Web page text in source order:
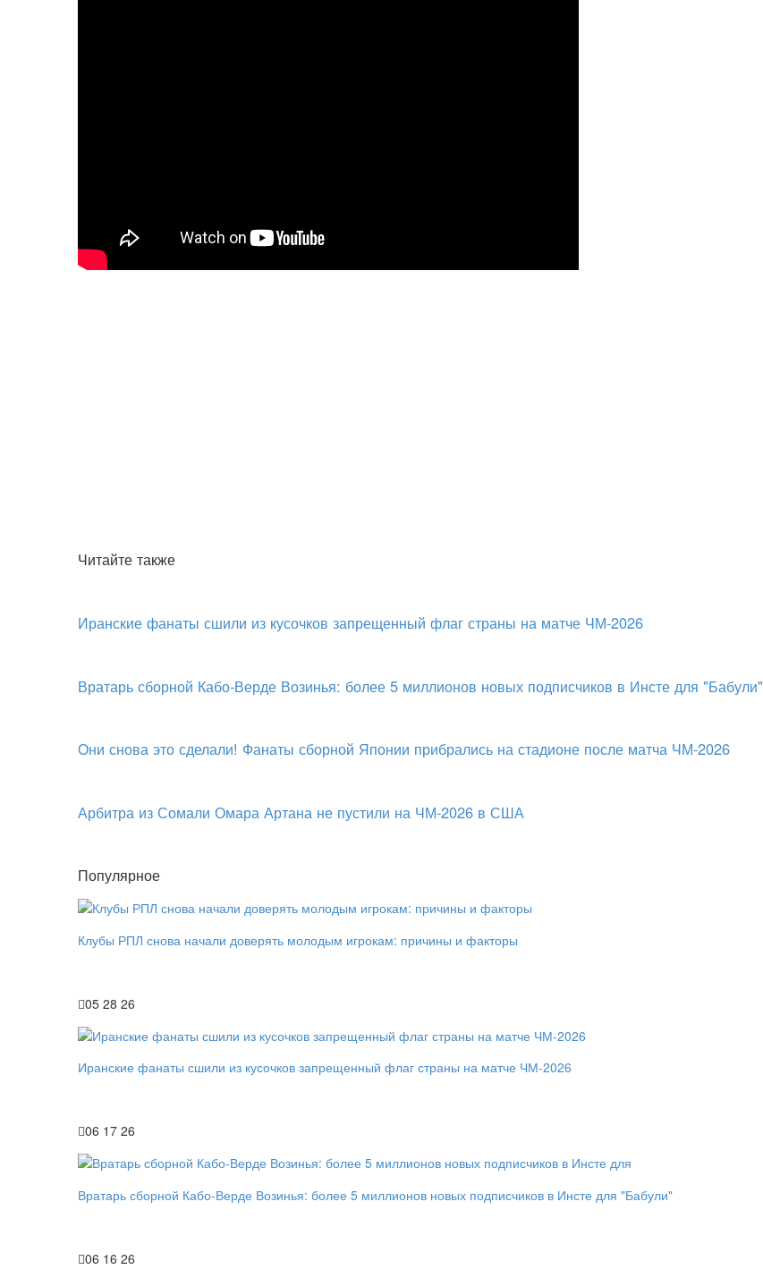
Читайте также
Иранские фанаты сшили из кусочков запрещенный флаг страны на матче ЧМ-2026
Вратарь сборной Кабо-Верде Возинья: более 5 миллионов новых подписчиков в Инсте для "Бабули"
Они снова это сделали! Фанаты сборной Японии прибрались на стадионе после матча ЧМ-2026
Арбитра из Сомали Омара Артана не пустили на ЧМ-2026 в США
Популярное
Клубы РПЛ снова начали доверять молодым игрокам: причины и факторы
05 28 26
Иранские фанаты сшили из кусочков запрещенный флаг страны на матче ЧМ-2026
06 17 26
Вратарь сборной Кабо-Верде Возинья: более 5 миллионов новых подписчиков в Инсте для "Бабули"
06 16 26